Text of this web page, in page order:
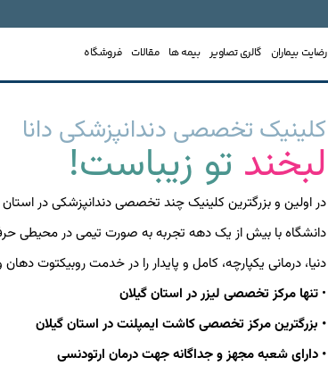
رضایت بیماران گالری تصاویر بیمه ها مقالات فروشگاه
کلینیک تخصصی دندانپزشکی دانا
لبخند تو زیباست!
در اولین و بزرگترین کلینیک چند تخصصی دندانپزشکی در
دانشگاه با بیش از یک دهه تجربه به صورت تیمی در محیطی
دنیا، درمانی یکپارچه، کامل و پایدار را در خدمت روبیکتوت
• تنها مرکز تخصصی لیزر در استان گیلان
• بزرگترین مرکز تخصصی کاشت ایمپلنت در استان گیلان
• دارای شعبه مجهز و جداگانه جهت درمان ارتودنسی